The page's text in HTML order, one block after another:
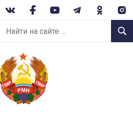
Найти
на
сайте: